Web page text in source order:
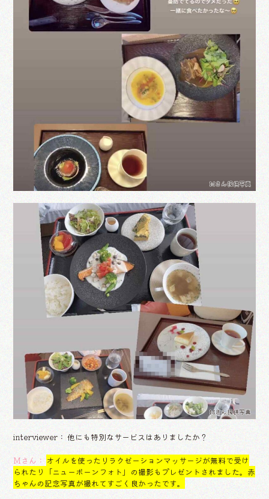
Mさん提供写真
Mさん提供写真
interviewer： 他にも特別なサービスはありましたか？
Mさん： オイルを使ったリラクゼーションマッサージが無料で受け
られたり「ニューボーンフォト」の撮影もプレゼントされました。赤
ちゃんの記念写真が撮れてすごく良かったです。